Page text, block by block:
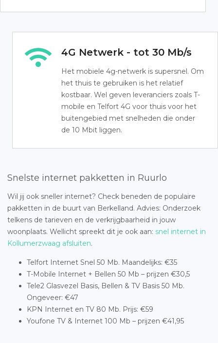
4G Netwerk - tot 30 Mb/s
Het mobiele 4g-netwerk is supersnel. Om
het thuis te gebruiken is het relatief
kostbaar. Wel geven leveranciers zoals T-
mobile en Telfort 4G voor thuis voor het
buitengebied met snelheden die onder
de 10 Mbit liggen.
Snelste internet pakketten in Ruurlo
Wil jij ook sneller internet? Check beneden de populaire
pakketten in de buurt van Berkelland. Advies: Onderzoek
telkens de tarieven en de verkrijgbaarheid in jouw
woonplaats. Wellicht spreekt dit je ook aan: snel internet in
Kollumerzwaag afsluiten.
Telfort Internet Snel 50 Mb. Maandelijks: €35
T-Mobile Internet + Bellen 50 Mb – prijzen €30,5
Tele2 Glasvezel Basis, Bellen & TV Basis 50 Mb.
Ongeveer: €47
KPN Internet en TV 80 Mb. Prijs: €59
Youfone TV & Internet 100 Mb – prijzen €41,95